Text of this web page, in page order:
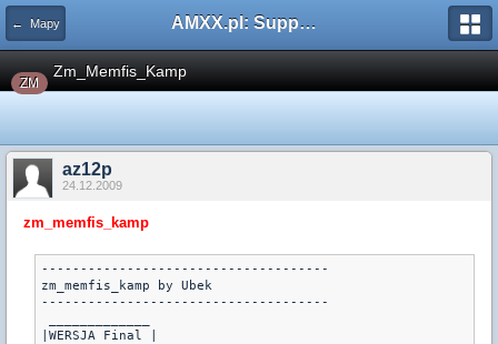
← Mapy AMXX.pl: Support AMX Mod X i SourceMod
ZM
Zm_Memfis_Kamp
az12p
24.12.2009
zm_memfis_kamp
-------------------------------------
zm_memfis_kamp by Ubek
-------------------------------------
|WERSJA Final |